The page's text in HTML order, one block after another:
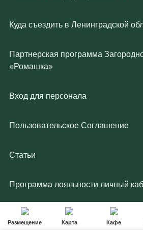
Куда съездить в Ленинградской
Партнерская программа
«Ромашка»
Вход для персонала
Пользовательское Соглашение
Статьи
Программа лояльности личный
Программа лояльности
Размещение Карта Кафе